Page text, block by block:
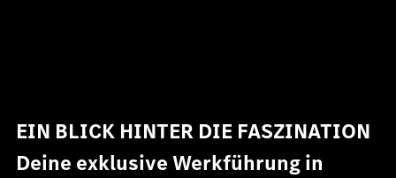
EIN BLICK HINTER DIE FASZINATION
Deine exklusive Werkführung in